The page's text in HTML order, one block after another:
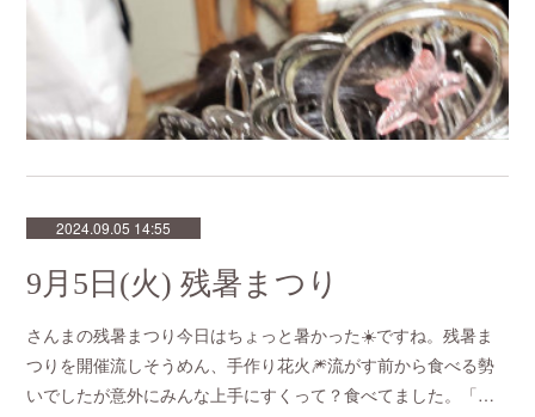
2024.09.05 14:55
9月5日(火) 残暑まつり
さんまの残暑まつり今日はちょっと暑かった☀️ですね。残暑ま
つりを開催流しそうめん、手作り花火🎆流がす前から食べる勢
いでしたが意外にみんな上手にすくって？食べてました。「…